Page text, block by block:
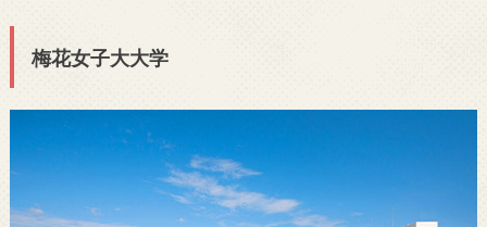
梅花女子大大学